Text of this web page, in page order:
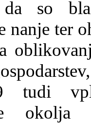
da so
nanje ter
tudi